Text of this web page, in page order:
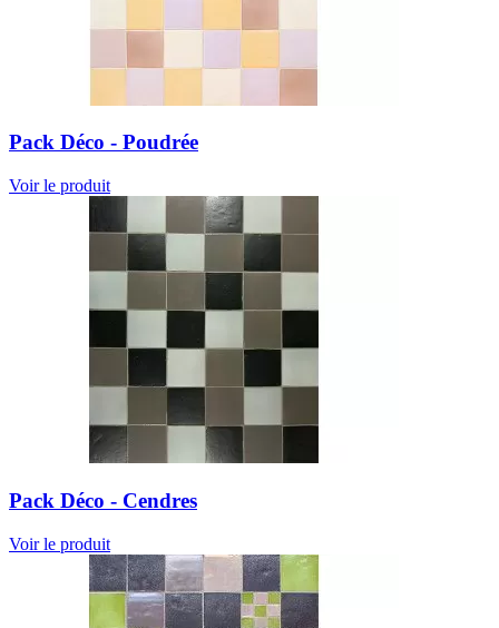
Pack Déco - Poudrée
Voir le produit
Pack Déco - Cendres
Voir le produit